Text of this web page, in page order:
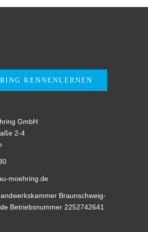
KENNENLERNEN
GmbH
2-4
moehring.de
Braunschweig-
Betriebsnummer 2252742641